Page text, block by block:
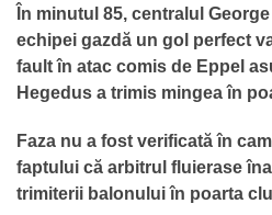
În minutul 85, centralul
echipei gazdă un gol perfect
fault în atac comis de Eppel
Hegedus a trimis mingea în
Faza nu a fost verificată în
faptului că arbitrul fluierase
trimiterii balonului în poarta